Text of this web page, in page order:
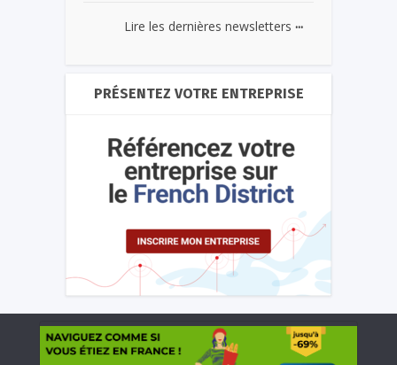
Lire les dernières newsletters ...
PRÉSENTEZ VOTRE ENTREPRISE